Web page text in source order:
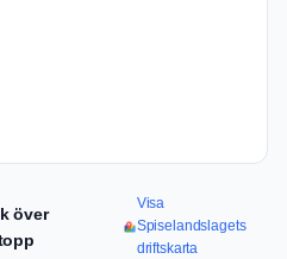
över
Visa
Spiselandslagets
driftskarta